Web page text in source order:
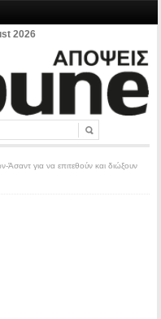
2026
για να επιτεθούν και διώξουν